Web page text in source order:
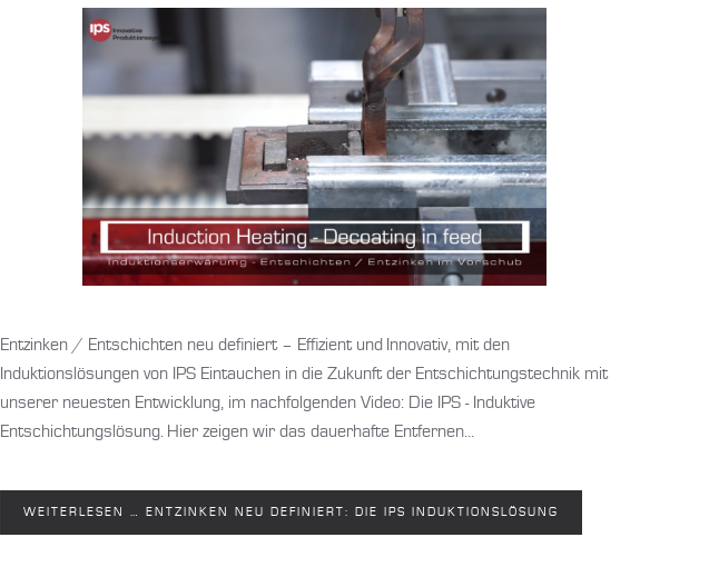
Entzinken / Entschichten neu definiert – Effizient und Innovativ, mit den
Induktionslösungen von IPS Eintauchen in die Zukunft der Entschichtungstechnik mit
unserer neuesten Entwicklung, im nachfolgenden Video: Die IPS - Induktive
Entschichtungslösung. Hier zeigen wir das dauerhafte Entfernen...
WEITERLESEN … ENTZINKEN NEU DEFINIERT: DIE IPS INDUKTIONSLÖSUNG